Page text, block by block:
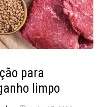
para
limpo